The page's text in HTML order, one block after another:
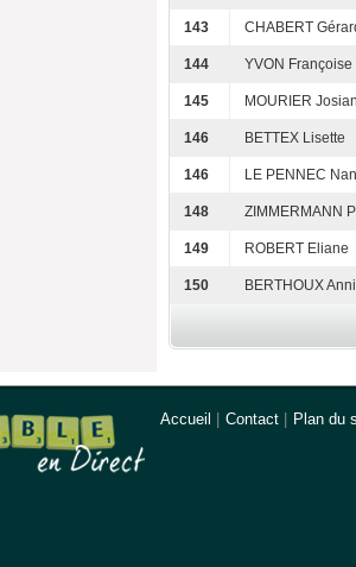
143 CHABERT
144 YVON Françoise
145 MOURIER
146 BETTEX Lisette
146 LE PENNEC
148 ZIMMERMANN
149 ROBERT Eliane
150 BERTHOUX
Accueil Contact Plan du